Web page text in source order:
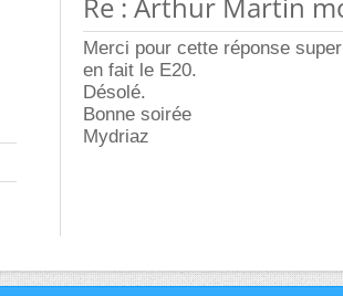
Merci pour cette réponse
en fait le E20.
Désolé.
Bonne soirée
Mydriaz